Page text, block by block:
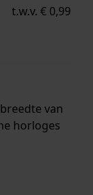
t.w.v. € 0,99
van
horloges